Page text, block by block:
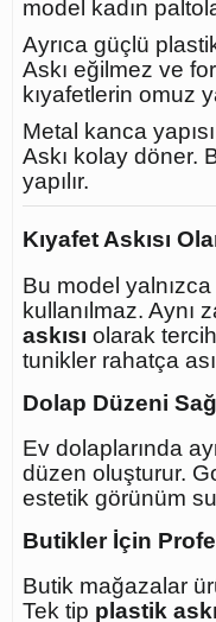
model kadın
Ayrıca güçlü
Askı eğilmez ve
kıyafetlerin omuz
Metal kanca
Askı kolay döner.
yapılır.
Kıyafet Askısı
Bu model
kullanılmaz. Aynı
askısı olarak
tunikler rahatça
Dolap Düzeni
Ev dolaplarında
düzen oluşturur.
estetik görünüm
Butikler İçin
Butik mağazalar
Tek tip plastik askı